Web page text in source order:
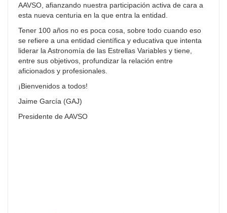
AAVSO, afianzando nuestra participación activa de cara a
esta nueva centuria en la que entra la entidad.
Tener 100 años no es poca cosa, sobre todo cuando eso
se refiere a una entidad científica y educativa que intenta
liderar la Astronomía de las Estrellas Variables y tiene,
entre sus objetivos, profundizar la relación entre
aficionados y profesionales.
¡Bienvenidos a todos!
Jaime García (GAJ)
Presidente de AAVSO